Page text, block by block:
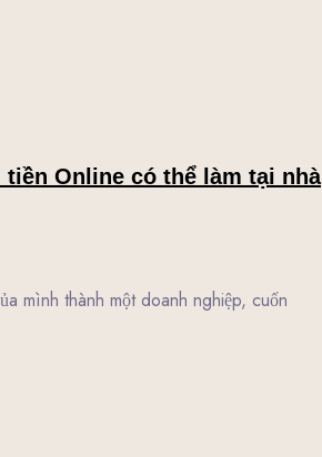
Online có thể làm tại nhà
mình thành một doanh nghiệp, cuốn